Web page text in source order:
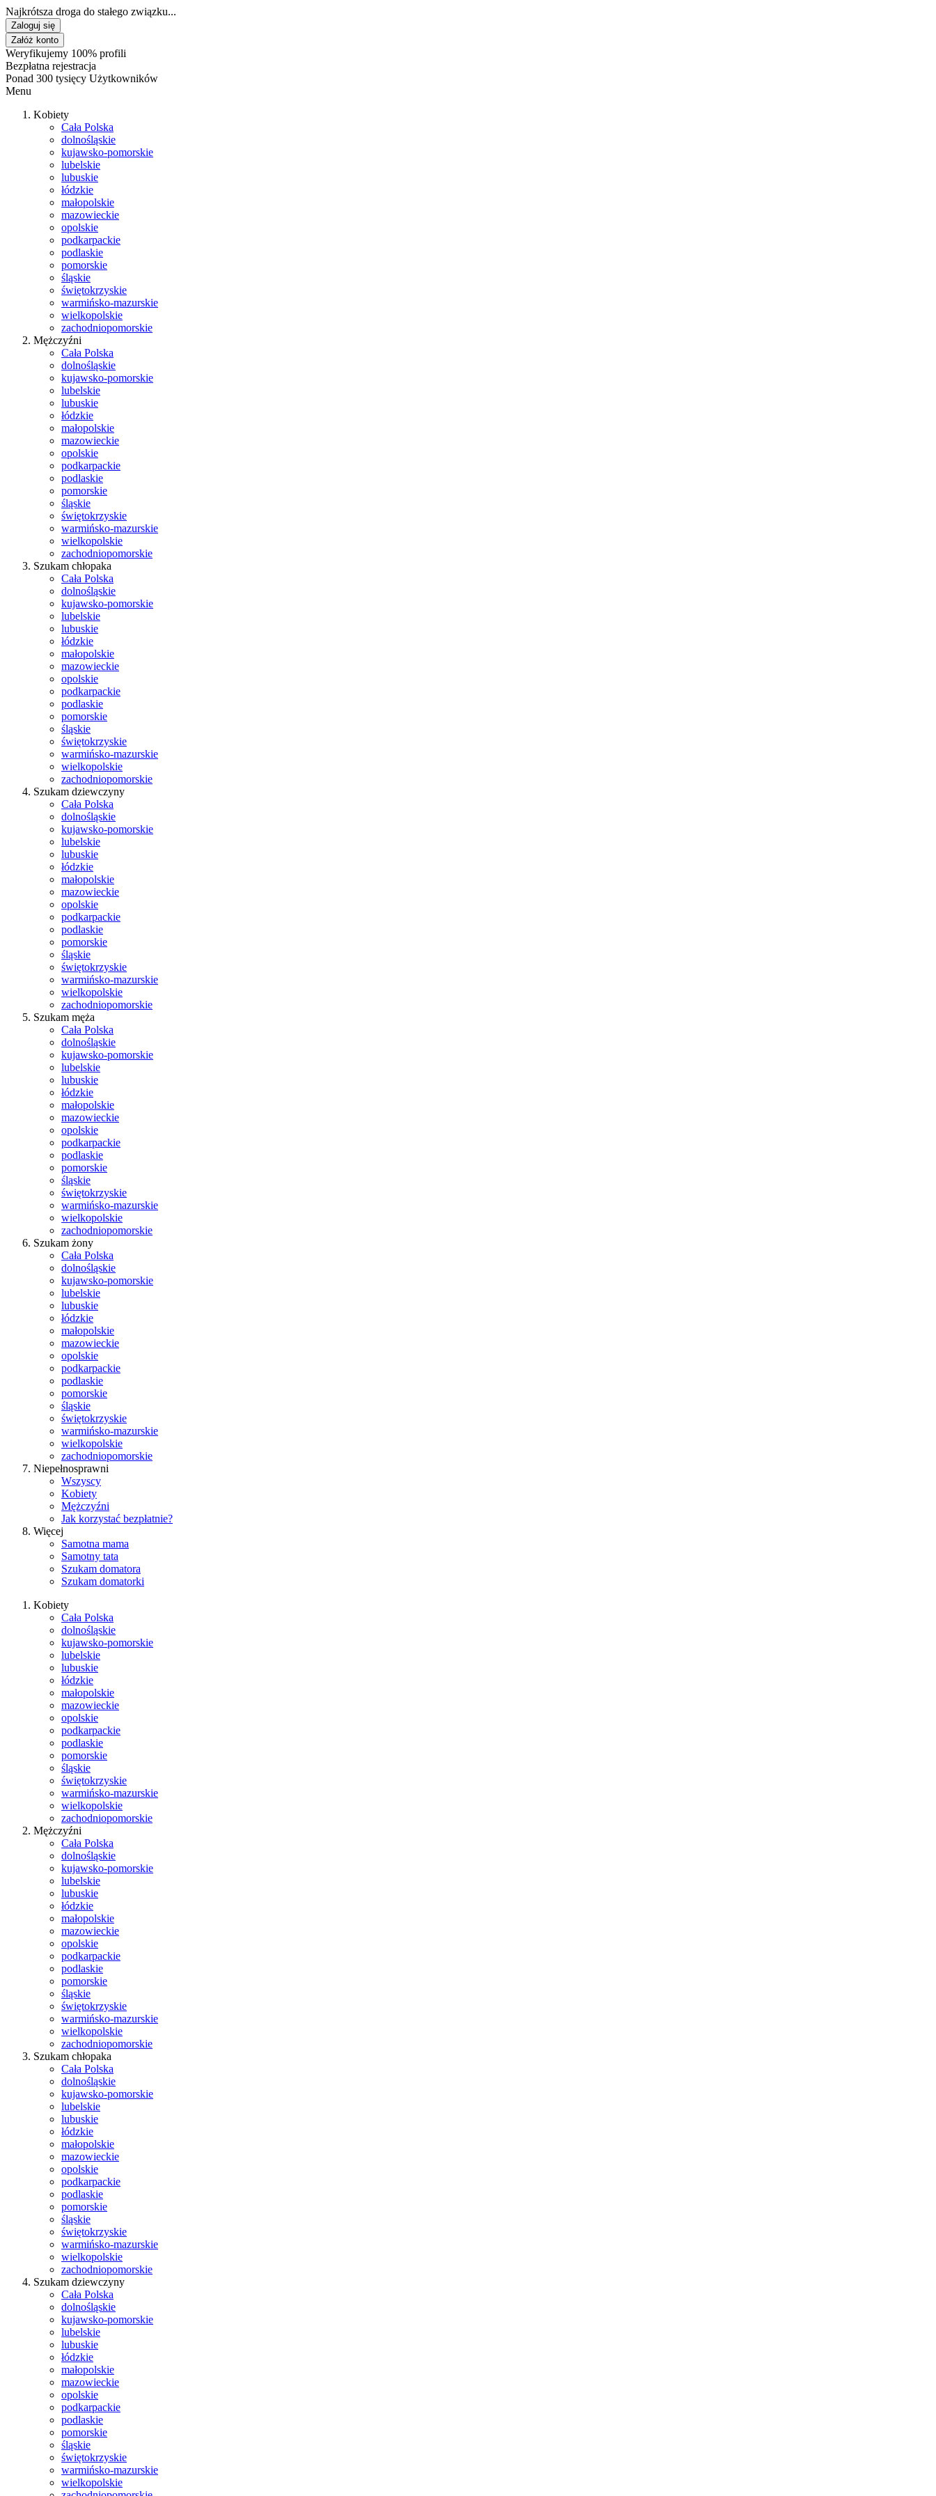
Najkrótsza droga do stałego związku...
Zaloguj się
Załóż konto
Weryfikujemy 100% profili
Bezpłatna rejestracja
Ponad 300 tysięcy Użytkowników
Menu
Kobiety
Cała Polska
dolnośląskie
kujawsko-pomorskie
lubelskie
lubuskie
łódzkie
małopolskie
mazowieckie
opolskie
podkarpackie
podlaskie
pomorskie
śląskie
świętokrzyskie
warmińsko-mazurskie
wielkopolskie
zachodniopomorskie
Mężczyźni
Cała Polska
dolnośląskie
kujawsko-pomorskie
lubelskie
lubuskie
łódzkie
małopolskie
mazowieckie
opolskie
podkarpackie
podlaskie
pomorskie
śląskie
świętokrzyskie
warmińsko-mazurskie
wielkopolskie
zachodniopomorskie
Szukam chłopaka
Cała Polska
dolnośląskie
kujawsko-pomorskie
lubelskie
lubuskie
łódzkie
małopolskie
mazowieckie
opolskie
podkarpackie
podlaskie
pomorskie
śląskie
świętokrzyskie
warmińsko-mazurskie
wielkopolskie
zachodniopomorskie
Szukam dziewczyny
Cała Polska
dolnośląskie
kujawsko-pomorskie
lubelskie
lubuskie
łódzkie
małopolskie
mazowieckie
opolskie
podkarpackie
podlaskie
pomorskie
śląskie
świętokrzyskie
warmińsko-mazurskie
wielkopolskie
zachodniopomorskie
Szukam męża
Cała Polska
dolnośląskie
kujawsko-pomorskie
lubelskie
lubuskie
łódzkie
małopolskie
mazowieckie
opolskie
podkarpackie
podlaskie
pomorskie
śląskie
świętokrzyskie
warmińsko-mazurskie
wielkopolskie
zachodniopomorskie
Szukam żony
Cała Polska
dolnośląskie
kujawsko-pomorskie
lubelskie
lubuskie
łódzkie
małopolskie
mazowieckie
opolskie
podkarpackie
podlaskie
pomorskie
śląskie
świętokrzyskie
warmińsko-mazurskie
wielkopolskie
zachodniopomorskie
Niepełnosprawni
Wszyscy
Kobiety
Mężczyźni
Jak korzystać bezpłatnie?
Więcej
Samotna mama
Samotny tata
Szukam domatora
Szukam domatorki
Kobiety
Cała Polska
dolnośląskie
kujawsko-pomorskie
lubelskie
lubuskie
łódzkie
małopolskie
mazowieckie
opolskie
podkarpackie
podlaskie
pomorskie
śląskie
świętokrzyskie
warmińsko-mazurskie
wielkopolskie
zachodniopomorskie
Mężczyźni
Cała Polska
dolnośląskie
kujawsko-pomorskie
lubelskie
lubuskie
łódzkie
małopolskie
mazowieckie
opolskie
podkarpackie
podlaskie
pomorskie
śląskie
świętokrzyskie
warmińsko-mazurskie
wielkopolskie
zachodniopomorskie
Szukam chłopaka
Cała Polska
dolnośląskie
kujawsko-pomorskie
lubelskie
lubuskie
łódzkie
małopolskie
mazowieckie
opolskie
podkarpackie
podlaskie
pomorskie
śląskie
świętokrzyskie
warmińsko-mazurskie
wielkopolskie
zachodniopomorskie
Szukam dziewczyny
Cała Polska
dolnośląskie
kujawsko-pomorskie
lubelskie
lubuskie
łódzkie
małopolskie
mazowieckie
opolskie
podkarpackie
podlaskie
pomorskie
śląskie
świętokrzyskie
warmińsko-mazurskie
wielkopolskie